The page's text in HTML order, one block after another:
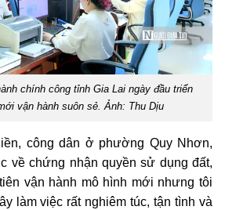
chính công tỉnh Gia Lai ngày đầu triển
vận hành suôn sẻ. Ảnh: Thu Dịu
công dân ở phường Quy Nhơn,
về chứng nhận quyền sử dụng đất,
vận hành mô hình mới nhưng tôi
làm việc rất nghiêm túc, tận tình và